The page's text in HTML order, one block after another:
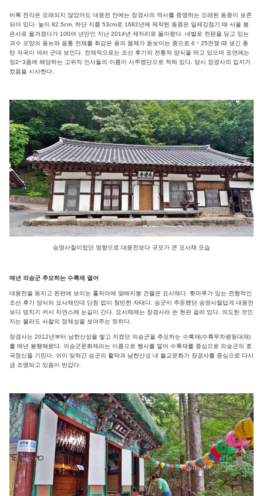
비록 전각은 오래되지 않았어도 대웅전 안에는 장경사의 역사를 증명하는 오래된 동종이 보존
되어 있다. 높이 82.5cm, 하단 지름 53cm로 1682년에 제작된 동종은 일제강점기 때 서울 봉
은사로 옮겨졌다가 100여 년만인 지난 2014년 제자리로 돌아왔다. 네발로 천판을 딛고 있는
괴수 모양의 용뉴와 음통 전체를 휘감은 용의 몸체가 돋보이는 종으로 6‧25전쟁 때 생긴 총
탄 자국이 여러 군데 보인다. 전체적으로는 조선 후기의 전통적 양식을 띄고 있으며 표면에는
정2~3품에 해당하는 고위직 인사들의 이름이 시주명단으로 적혀 있다. 당시 장경사의 입지가
컸음을 시사한다.
승영사찰이었던 영향으로 대웅전보다 규모가 큰 요사채 모습
매년 의승군 추모하는 수륙재 열어
대웅전을 등지고 왼편에 보이는 홀처마에 맞배지붕 건물은 요사채다. 툇마루가 있는 전형적인
조선 후기 양식의 요사채인데 단청 없이 청빈한 자태다. 승군이 주둔했던 승영사찰답게 대웅전
보다 덩치가 커서 자연스레 눈길이 간다. 요사채에는 장경사라 쓴 현판 걸려 있다. 의도한 것인
지는 몰라도 사찰의 정체성을 보여주는 듯하다.
장경사는 2012년부터 남한산성을 쌓고 지켰던 의승군을 추모하는 수륙재(수륙무차평등대재)
를 매년 봉행해왔다. 의승군문화제라는 이름으로 행사를 열어 수륙재를 중심으로 의승군의 호
국정신을 기린다. 쉬이 잊혀간 승군의 활약과 남한산성 내 불교문화가 장경사를 중심으로 다시
금 조명되고 있음이 반갑다.